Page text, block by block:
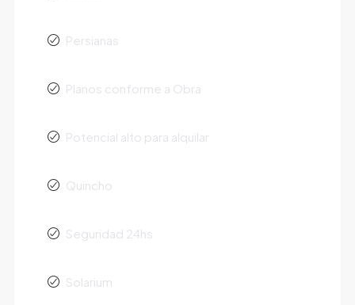
Persianas
Planos conforme a Obra
Potencial alto para alquilar
Quincho
Seguridad 24hs
Solarium